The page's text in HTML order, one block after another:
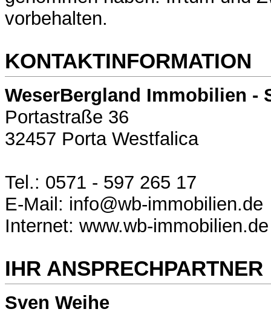
vorbehalten.
KONTAKTINFORMATION
WeserBergland Immobilien -
Portastraße 36
32457 Porta Westfalica
Tel.: 0571 - 597 265 17
E-Mail: info@wb-immobilien.de
Internet: www.wb-immobilien.de
IHR ANSPRECHPARTNER
Sven Weihe